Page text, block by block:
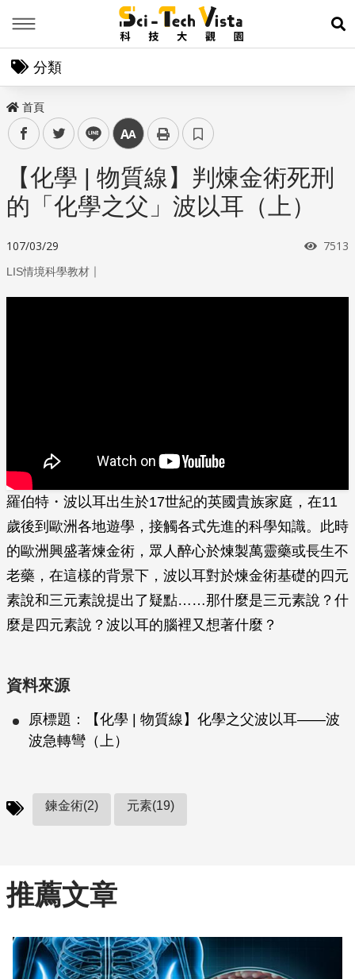
展
分類
首頁
facebooktwitter line 中
【化學 | 物質線】判煉金術死刑
的「化學之父」波以耳（上）
107/03/29 瀏覽
7513
LIS情境科學教材 ｜
羅伯特・波以耳出生於17世紀的英國貴族家庭，在11
歲後到歐洲各地遊學，接觸各式先進的科學知識。此時
的歐洲興盛著煉金術，眾人醉心於煉製萬靈藥或長生不
老藥，在這樣的背景下，波以耳對於煉金術基礎的四元
素說和三元素說提出了疑點……那什麼是三元素說？什
麼是四元素說？波以耳的腦裡又想著什麼？
資料來源
原標題：【化學 | 物質線】化學之父波以耳——波
波急轉彎（上）
鍊金術(2) 元素(19)
推薦文章